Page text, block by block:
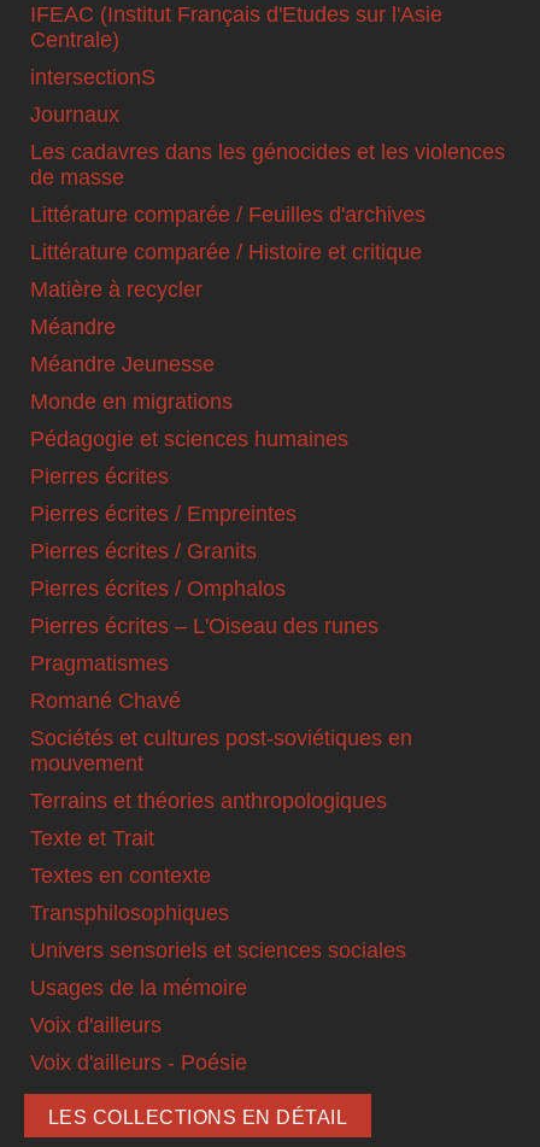
IFEAC (Institut Français d'Etudes sur l'Asie
Centrale)
intersectionS
Journaux
Les cadavres dans les génocides et les violences
de masse
Littérature comparée / Feuilles d'archives
Littérature comparée / Histoire et critique
Matière à recycler
Méandre
Méandre Jeunesse
Monde en migrations
Pédagogie et sciences humaines
Pierres écrites
Pierres écrites / Empreintes
Pierres écrites / Granits
Pierres écrites / Omphalos
Pierres écrites – L'Oiseau des runes
Pragmatismes
Romané Chavé
Sociétés et cultures post-soviétiques en
mouvement
Terrains et théories anthropologiques
Texte et Trait
Textes en contexte
Transphilosophiques
Univers sensoriels et sciences sociales
Usages de la mémoire
Voix d'ailleurs
Voix d'ailleurs - Poésie
LES COLLECTIONS EN DÉTAIL